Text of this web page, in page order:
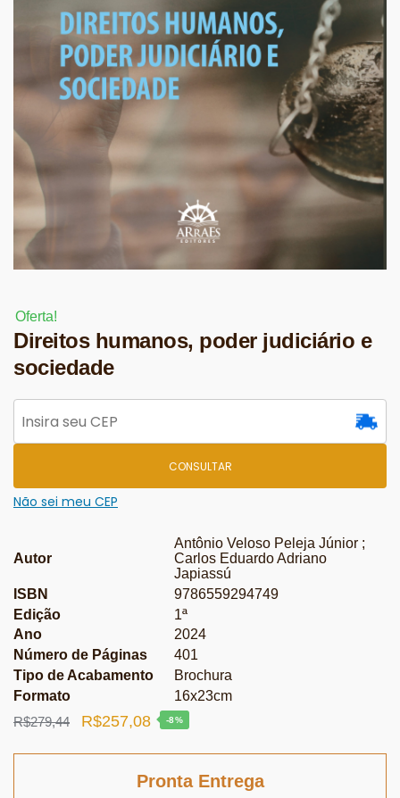
Oferta!
Direitos humanos, poder judiciário e
sociedade
CONSULTAR
Não sei meu CEP
Autor
Antônio Veloso Peleja Júnior ;
Carlos Eduardo Adriano
Japiassú
ISBN
9786559294749
Edição
1ª
Ano
2024
Número de Páginas
401
Tipo de Acabamento
Brochura
Formato
16x23cm
R$279,44
O
R$257,08O
atual
-8%
Pronta Entrega